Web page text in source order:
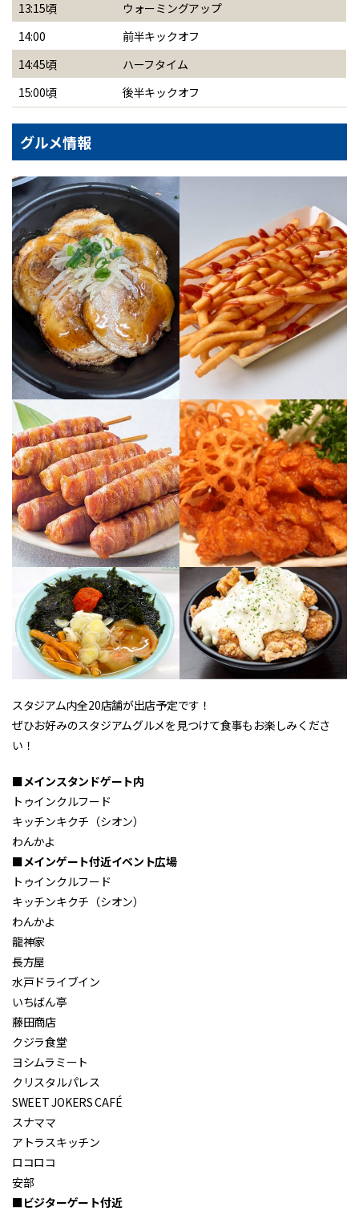
13:15頃
ウォーミングアップ
14:00
前半キックオフ
14:45頃
ハーフタイム
15:00頃
後半キックオフ
グルメ情報
スタジアム内全20店舗が出店予定です！
ぜひお好みのスタジアムグルメを見つけて食事もお楽しみくださ
い！
■メインスタンドゲート内
トゥインクルフード
キッチンキクチ（シオン）
わんかよ
■メインゲート付近イベント広場
トゥインクルフード
キッチンキクチ（シオン）
わんかよ
龍神家
長方屋
水戸ドライブイン
いちばん亭
藤田商店
クジラ食堂
ヨシムラミート
クリスタルパレス
SWEET JOKERS CAFÉ
スナママ
アトラスキッチン
ロコロコ
安部
■ビジターゲート付近